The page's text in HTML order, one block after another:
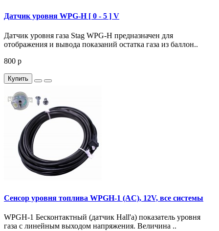
Датчик уровня WPG-H [ 0 - 5 ] V
Датчик уровня газа Stag WPG-H предназначен для
отображения и вывода показаний остатка газа из баллон..
800 р
Купить
Сенсор уровня топлива WPGH-1 (AC), 12V, все системы
WPGH-1 Бесконтактный (датчик Hall'a) показатель уровня
газа с линейным выходом напряжения. Величина ..